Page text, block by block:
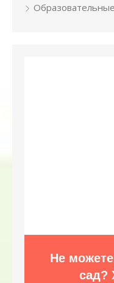
Не
сад?